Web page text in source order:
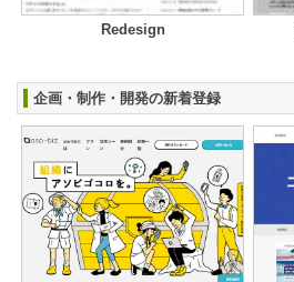
Redesign
企画・制作・開発の新着登録